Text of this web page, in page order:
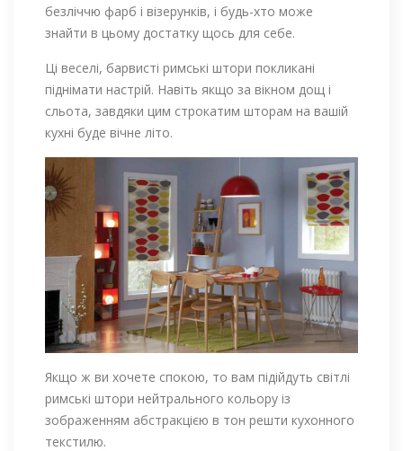
безліччю фарб і візерунків, і будь-хто може
знайти в цьому достатку щось для себе.
Ці веселі, барвисті римські штори покликані
піднімати настрій. Навіть якщо за вікном дощ і
сльота, завдяки цим строкатим шторам на вашій
кухні буде вічне літо.
Якщо ж ви хочете спокою, то вам підійдуть світлі
римські штори нейтрального кольору із
зображенням абстракцією в тон решти кухонного
текстилю.